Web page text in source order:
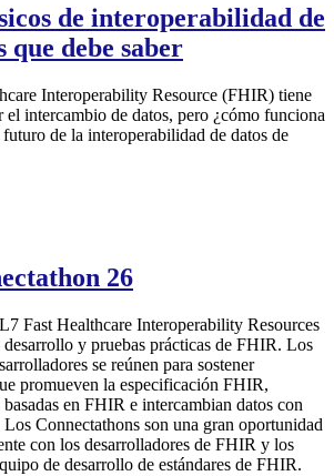
de interoperabilidad de
que debe saber
Interoperability Resource (FHIR) tiene
intercambio de datos, pero ¿cómo funciona
de la interoperabilidad de datos de
26
Fast Healthcare Interoperability Resources
y pruebas prácticas de FHIR. Los
se reúnen para sostener
promueven la especificación FHIR,
en FHIR e intercambian datos con
Connectathons son una gran oportunidad
con los desarrolladores de FHIR y los
de desarrollo de estándares de FHIR.